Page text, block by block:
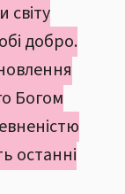
світу
добро.
Богом
останні